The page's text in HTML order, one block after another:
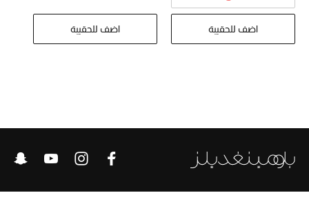
تشكيلة الأعراس
جميع الأحذية النسائية
اضف للحقيبة اضف للحقيبة